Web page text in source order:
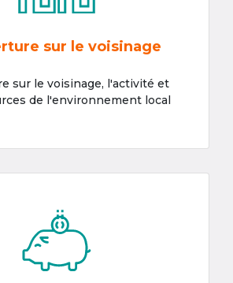
sur le voisinage
sur le voisinage, l'activité et
de l'environnement local